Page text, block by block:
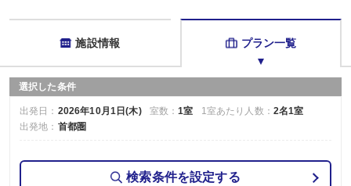
施設情報 プラン一覧
選択した条件
出発日： 2026年10月1日(木) 室数：1室 1室あたり人数： 2名1室
出発地： 首都圏
検索条件を設定する